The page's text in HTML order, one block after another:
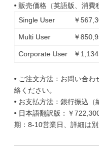
• 販売価格（英語版、消費
Single User
￥
Multi User ￥
Corporate User ￥
• ご注文方法：お問い合
絡ください。
• お支払方法：銀行振込（
• 日本語翻訳版：￥
期：8-10営業日、詳細は